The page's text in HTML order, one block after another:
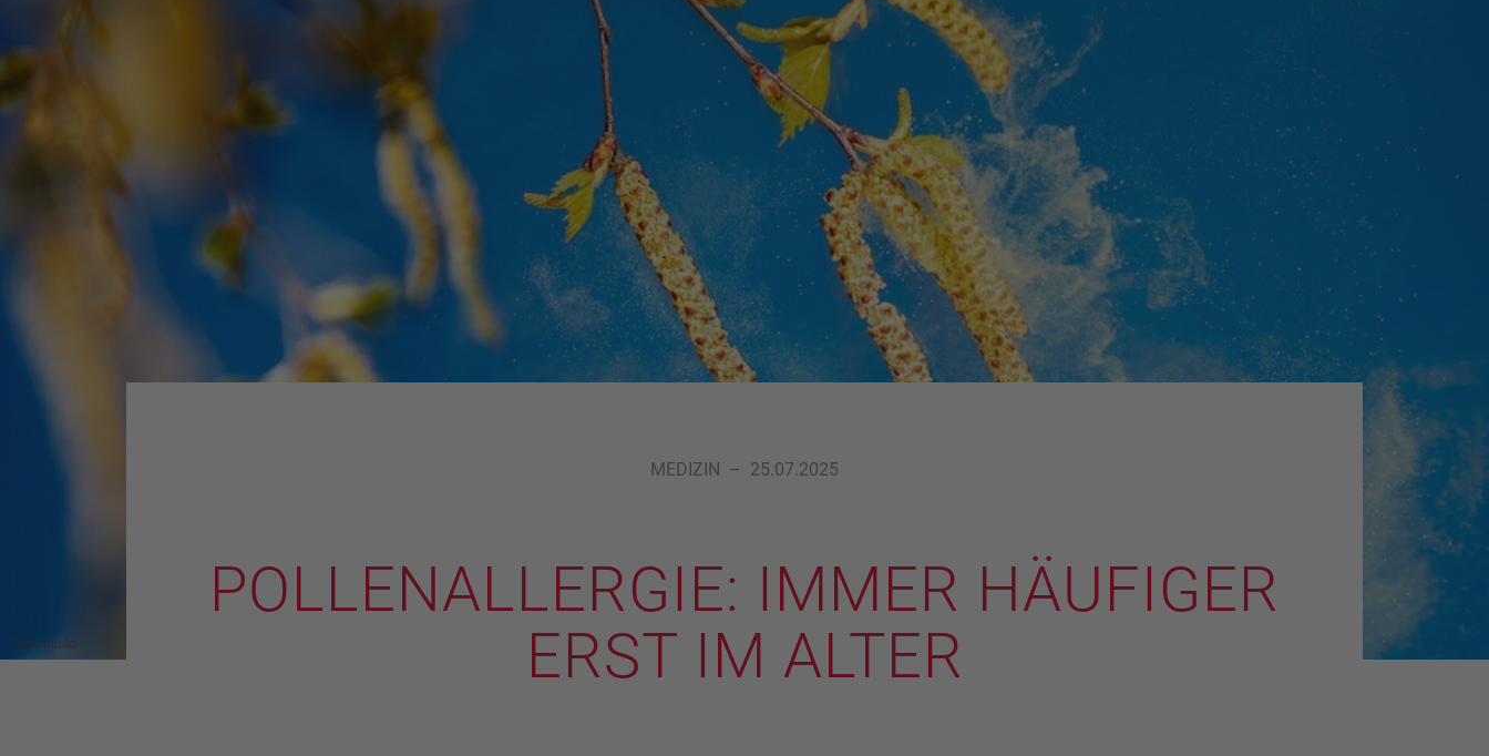
Symbolbild
MEDIZIN – 25.07.2025
POLLENALLERGIE: IMMER HÄUFIGER
ERST IM ALTER